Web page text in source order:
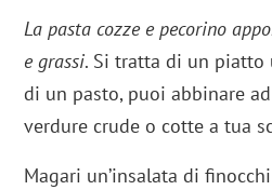
La pasta cozze e pecorino
e grassi. Si tratta di un piatto
di un pasto, puoi abbinare
verdure crude o cotte a tua
Magari un’insalata di